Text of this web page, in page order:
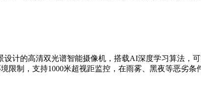
计的高清双光谱智能摄像机，搭载AI深度学习算法，
限制，支持1000米超视距监控，在雨雾、黑夜等恶劣条